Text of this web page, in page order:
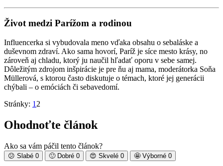
Život medzi Parížom a rodinou
Influencerka si vybudovala meno vďaka obsahu o sebaláske a
duševnom zdraví. Ako sama hovorí, Paríž je síce mesto krásy, no
zároveň aj chladu, ktorý ju naučil hľadať oporu v sebe samej.
Dôležitým zdrojom inšpirácie je pre ňu aj mama, moderátorka Soňa
Müllerová, s ktorou často diskutuje o témach, ktoré jej generácii
chýbali – o emóciách či sebavedomí.
Stránky: 1 2
Ohodnoťte článok
Ako sa vám páčil tento článok?
😕 Slabé 0 🙂 Dobré 0 😍 Skvelé 0 🤩 Výborné 0